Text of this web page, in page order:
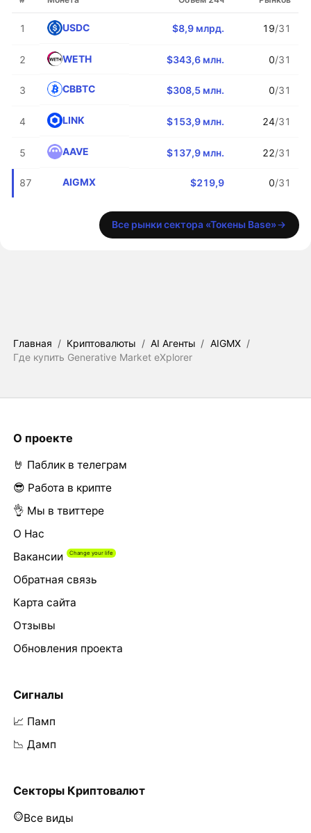
1 USDC $8,9 млрд. 19/31
2 WETH $343,6 млн. 0/31
3 CBBTC $308,5 млн. 0/31
4 LINK $153,9 млн. 24/31
5 AAVE $137,9 млн. 22/31
87 AIGMX $219,9 0/31
Все рынки сектора «Токены Base»
Главная / Криптовалюты / AI Агенты / AIGMX /
Где купить Generative Market eXplorer
О проекте
🤘 Паблик в телеграм
😎 Работа в крипте
👌 Мы в твиттере
О Нас
Вакансии
Обратная связь
Карта сайта
Отзывы
Обновления проекта
Сигналы
📈 Памп
📉 Дамп
Секторы Криптовалют
Все виды